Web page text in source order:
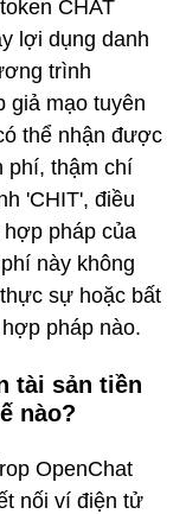
CHAT
lợi dụng danh
trình
giả mạo tuyên
thể nhận được
phí, thậm chí
'CHIT', điều
pháp của
này không
sự hoặc bất
pháp nào.
tài sản tiền
nào?
OpenChat
nối ví điện tử